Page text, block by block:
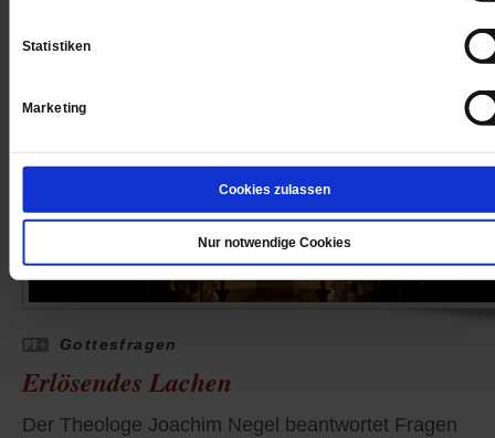
Statistiken
Marketing
Cookies zulassen
Nur notwendige Cookies
Gottesfragen
Erlösendes Lachen
Der Theologe Joachim Negel beantwortet Fragen